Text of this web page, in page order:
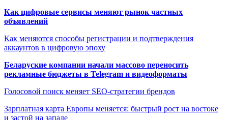
Как цифровые сервисы меняют рынок частных
объявлений
Как меняются способы регистрации и подтверждения
аккаунтов в цифровую эпоху
Беларуские компании начали массово переносить
рекламные бюджеты в Telegram и видеоформаты
Голосовой поиск меняет SEO-стратегии брендов
Зарплатная карта Европы меняется: быстрый рост на востоке
и застой на западе